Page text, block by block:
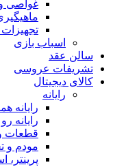
غواصی
اسباب‌ بازی
سالن عقد
تشریفات عروسی
کالای دیجیتال
رایانه
رایانه
رایانه
قطعات
مودم و